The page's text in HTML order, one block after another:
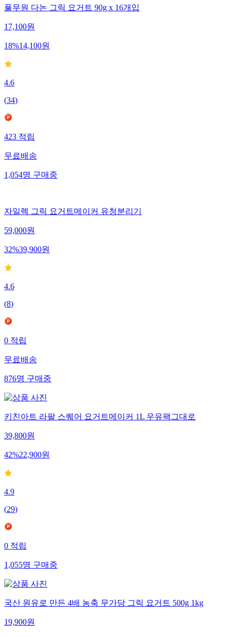
풀무원 다논 그릭 요거트 90g x 16개입
17,100원
18%14,100원
4.6
(34)
423적립
무료배송
1,054명구매중
자일렉 그릭 요거트메이커 유청분리기
59,000원
32%39,900원
4.6
(8)
0적립
무료배송
876명구매중
키친아트 라팔 스퀘어 요거트메이커 1L 우유팩그대로
39,800원
42%22,900원
4.9
(29)
0적립
1,055명구매중
국산 원유로 만든 4배 농축 무가당 그릭 요거트 500g 1kg
19,900원